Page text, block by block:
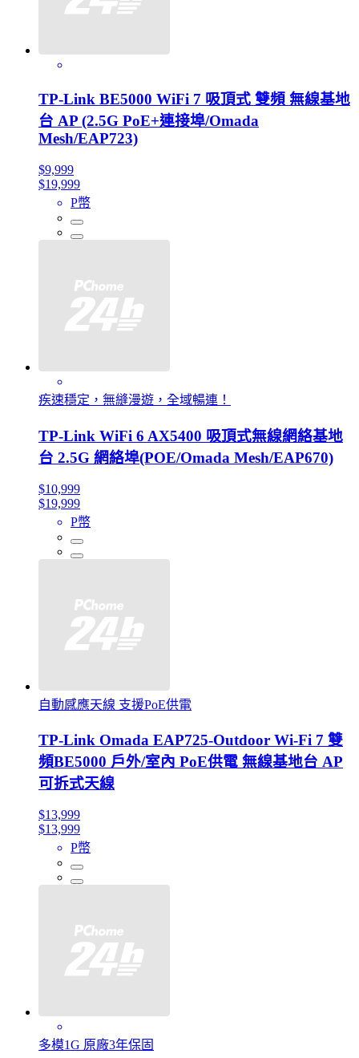
TP-Link BE5000 WiFi 7 吸頂式 雙頻 無線基地
台 AP (2.5G PoE+連接埠/Omada
Mesh/EAP723)
$9,999
$19,999
P幣
疾速穩定，無縫漫遊，全域暢連！
TP-Link WiFi 6 AX5400 吸頂式無線網絡基地
台 2.5G 網絡埠(POE/Omada Mesh/EAP670)
$10,999
$19,999
P幣
自動感應天線 支援PoE供電
TP-Link Omada EAP725-Outdoor Wi-Fi 7 雙
頻BE5000 戶外/室內 PoE供電 無線基地台 AP
可拆式天線
$13,999
$13,999
P幣
多模1G 原廠3年保固